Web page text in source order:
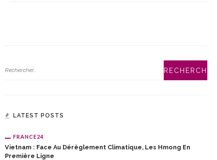
LATEST POSTS
FRANCE24
Vietnam : Face Au Dérèglement Climatique, Les Hmong En
Première Ligne